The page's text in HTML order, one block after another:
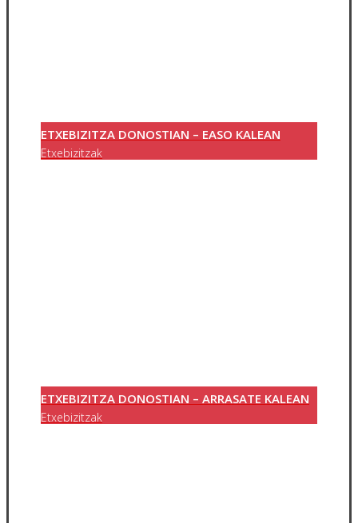
ETXEBIZITZA DONOSTIAN – EASO KALEAN
Etxebizitzak
ETXEBIZITZA DONOSTIAN – ARRASATE KALEAN
Etxebizitzak